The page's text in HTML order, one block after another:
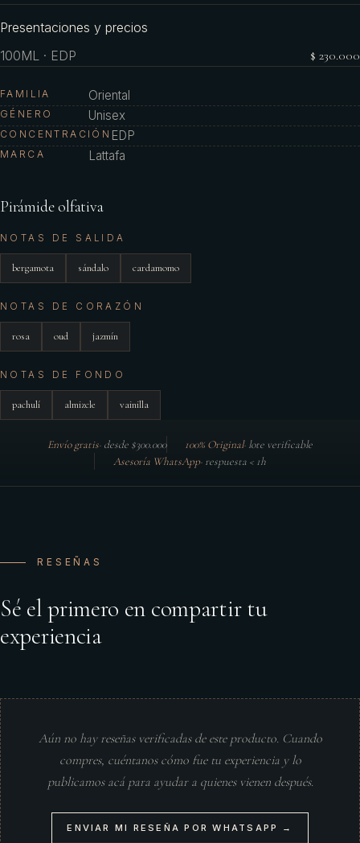
Presentaciones y precios
100ML · EDP
$ 230.000
FAMILIA Oriental
GÉNERO Unisex
CONCENTRACIÓN EDP
MARCA Lattafa
Pirámide olfativa
NOTAS DE SALIDA
bergamota sándalo cardamomo
NOTAS DE CORAZÓN
rosa oud jazmín
NOTAS DE FONDO
pachulí almizcle vainilla
Envío gratis· desde $300.000 100% Original· lote verificable
Asesoría WhatsApp· respuesta < 1h
RESEÑAS
Sé el primero en compartir tu
experiencia
Aún no hay reseñas verificadas de este producto. Cuando
compres, cuéntanos cómo fue tu experiencia y lo
publicamos acá para ayudar a quienes vienen después.
ENVIAR MI RESEÑA POR WHATSAPP →